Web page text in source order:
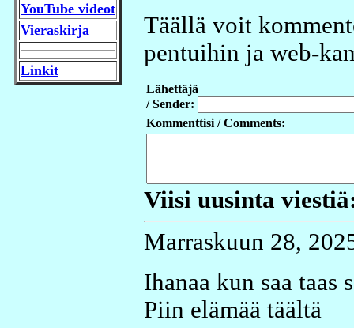
YouTube videot
Vieraskirja
Linkit
Täällä voit
pentuihin ja web-
Lähettäjä
/ Sender:
Kommenttisi / Comments:
Viisi uusinta
Marraskuun 28,
Ihanaa kun saa taas
Piin elämää täältä